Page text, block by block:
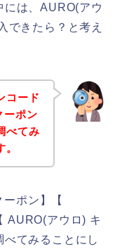
には、AURO(アウ
できたら？と考え
コード
ーポン
べてみ
ポン】【
AURO(アウロ) キ
てみることにし